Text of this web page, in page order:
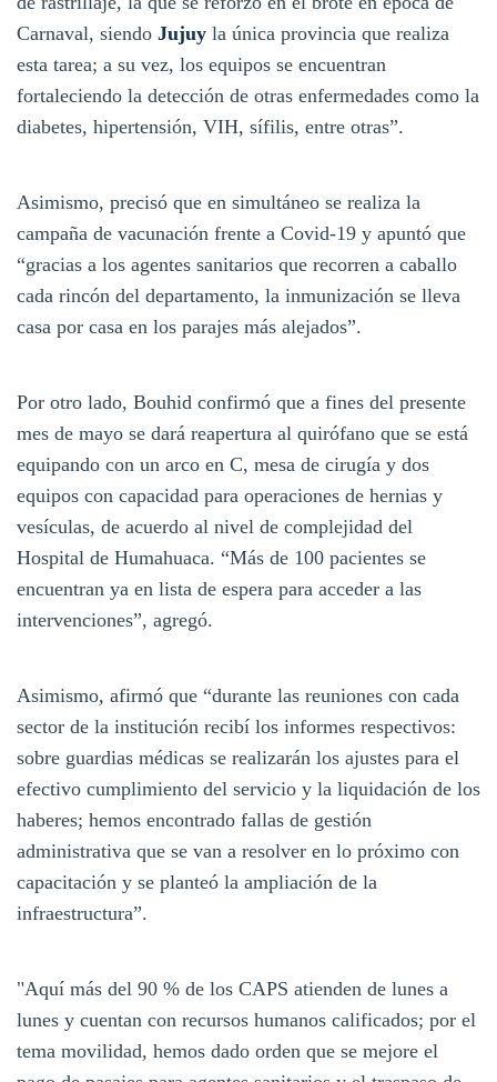
Carnaval, siendo Jujuy la única provincia que realiza
esta tarea; a su vez, los equipos se encuentran
fortaleciendo la detección de otras enfermedades como la
diabetes, hipertensión, VIH, sífilis, entre otras”.
Asimismo, precisó que en simultáneo se realiza la
campaña de vacunación frente a Covid-19 y apuntó que
“gracias a los agentes sanitarios que recorren a caballo
cada rincón del departamento, la inmunización se lleva
casa por casa en los parajes más alejados”.
Por otro lado, Bouhid confirmó que a fines del presente
mes de mayo se dará reapertura al quirófano que se está
equipando con un arco en C, mesa de cirugía y dos
equipos con capacidad para operaciones de hernias y
vesículas, de acuerdo al nivel de complejidad del
Hospital de Humahuaca. “Más de 100 pacientes se
encuentran ya en lista de espera para acceder a las
intervenciones”, agregó.
Asimismo, afirmó que “durante las reuniones con cada
sector de la institución recibí los informes respectivos:
sobre guardias médicas se realizarán los ajustes para el
efectivo cumplimiento del servicio y la liquidación de los
haberes; hemos encontrado fallas de gestión
administrativa que se van a resolver en lo próximo con
capacitación y se planteó la ampliación de la
infraestructura”.
"Aquí más del 90 % de los CAPS atienden de lunes a
lunes y cuentan con recursos humanos calificados; por el
tema movilidad, hemos dado orden que se mejore el